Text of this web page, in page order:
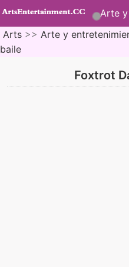
Arte
Arts >> Arte y
baile
Foxtrot